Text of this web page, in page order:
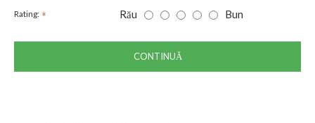
Rating: Rău Bun
CONTINUĂ